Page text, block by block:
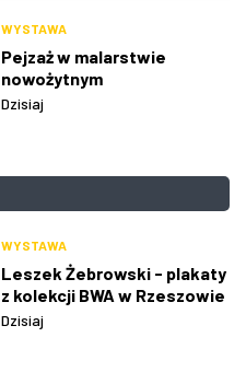
WYSTAWA
Pejzaż w malarstwie
nowożytnym
Dzisiaj
WYSTAWA
Leszek Żebrowski - plakaty
z kolekcji BWA w Rzeszowie
Dzisiaj